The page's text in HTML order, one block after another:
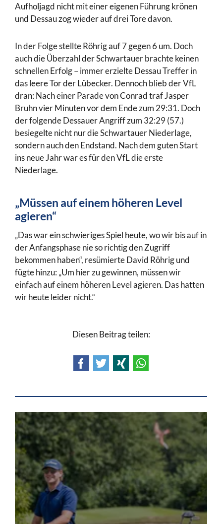
Aufholjagd nicht mit einer eigenen Führung krönen
und Dessau zog wieder auf drei Tore davon.
In der Folge stellte Röhrig auf 7 gegen 6 um. Doch
auch die Überzahl der Schwartauer brachte keinen
schnellen Erfolg – immer erzielte Dessau Treffer in
das leere Tor der Lübecker. Dennoch blieb der VfL
dran: Nach einer Parade von Conrad traf Jasper
Bruhn vier Minuten vor dem Ende zum 29:31. Doch
der folgende Dessauer Angriff zum 32:29 (57.)
besiegelte nicht nur die Schwartauer Niederlage,
sondern auch den Endstand. Nach dem guten Start
ins neue Jahr war es für den VfL die erste
Niederlage.
„Müssen auf einem höheren Level
agieren“
„Das war ein schwieriges Spiel heute, wo wir bis auf in
der Anfangsphase nie so richtig den Zugriff
bekommen haben“, resümierte David Röhrig und
fügte hinzu: „Um hier zu gewinnen, müssen wir
einfach auf einem höheren Level agieren. Das hatten
wir heute leider nicht.“
Diesen Beitrag teilen:
FacebookTwitterXing